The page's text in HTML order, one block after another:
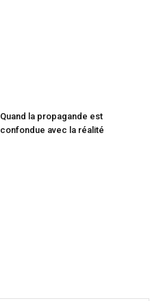
Quand la propagande est
confondue avec la réalité